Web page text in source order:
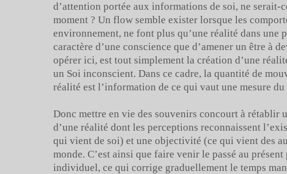
d’attention portée aux informations de soi, ne serait-
moment ? Un flow semble exister lorsque les
environnement, ne font plus qu’une réalité dans
caractère d’une conscience que d’amener un être à
opérer ici, est tout simplement la création d’une
un Soi inconscient. Dans ce cadre, la quantité de
réalité est l’information de ce qui vaut une mesure du
Donc mettre en vie des souvenirs concourt à rétablir
d’une réalité dont les perceptions reconnaissent
qui vient de soi) et une objectivité (ce qui vient des
monde. C’est ainsi que faire venir le passé au
individuel, ce qui corrige graduellement le temps